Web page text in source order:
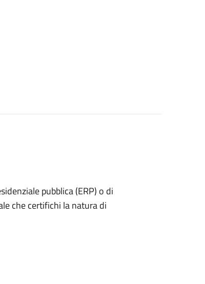
pubblica (ERP) o di
che certifichi la natura di